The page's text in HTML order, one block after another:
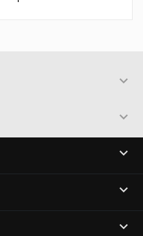




